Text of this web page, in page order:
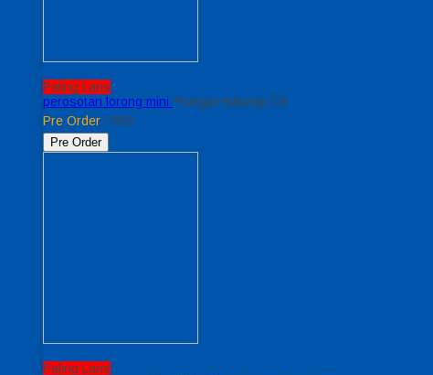
Paling Laris
perosotan lorong mini *Harga Hubungi CS
Pre Order / 093
Pre Order
Paling Laris